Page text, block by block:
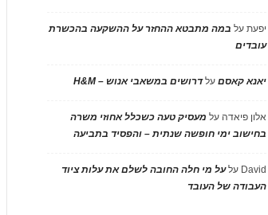
יפעתעל במה מתבטא ההחזר על ההשקעה בהכשרת
עובדים
יאנא קאסםעלדרושים במשאבי אנוש – H&M
אלון פיאדה על מעסיק טעה כשכלל אחוזי משרה
בחישוב ימי חופשה שנתית – והפסיד בתביעה
David עלעל מי חלה החובה לשלם את עלות ציוד
העבודה של העובד